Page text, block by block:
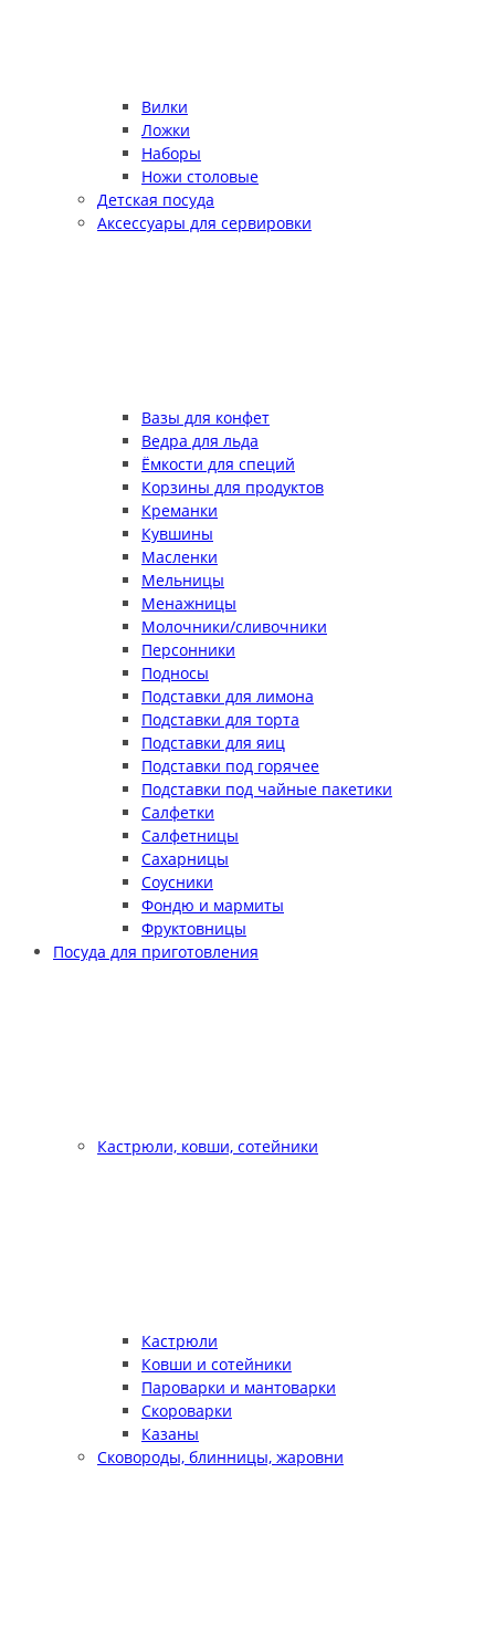
Вилки
Ложки
Наборы
Ножи столовые
Детская посуда
Аксессуары для сервировки
Вазы для конфет
Ведра для льда
Ёмкости для специй
Корзины для продуктов
Креманки
Кувшины
Масленки
Мельницы
Менажницы
Молочники/сливочники
Персонники
Подносы
Подставки для лимона
Подставки для торта
Подставки для яиц
Подставки под горячее
Подставки под чайные пакетики
Салфетки
Салфетницы
Сахарницы
Соусники
Фондю и мармиты
Фруктовницы
Посуда для приготовления
Кастрюли, ковши, сотейники
Кастрюли
Ковши и сотейники
Пароварки и мантоварки
Скороварки
Казаны
Сковороды, блинницы, жаровни